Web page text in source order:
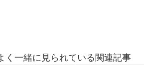
く一緒に見られている関連記事